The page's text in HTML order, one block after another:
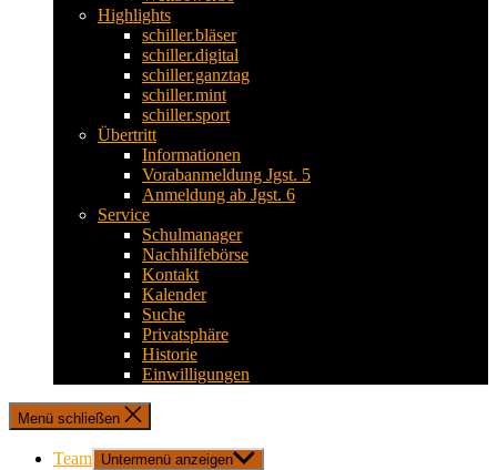
Highlights
schiller.bläser
schiller.digital
schiller.ganztag
schiller.mint
schiller.sport
Übertritt
Informationen
Vorabanmeldung Jgst. 5
Anmeldung ab Jgst. 6
Service
Schulmanager
Nachhilfebörse
Kontakt
Kalender
Suche
Privatsphäre
Historie
Einwilligungen
Menü schließen
Team Untermenü anzeigen